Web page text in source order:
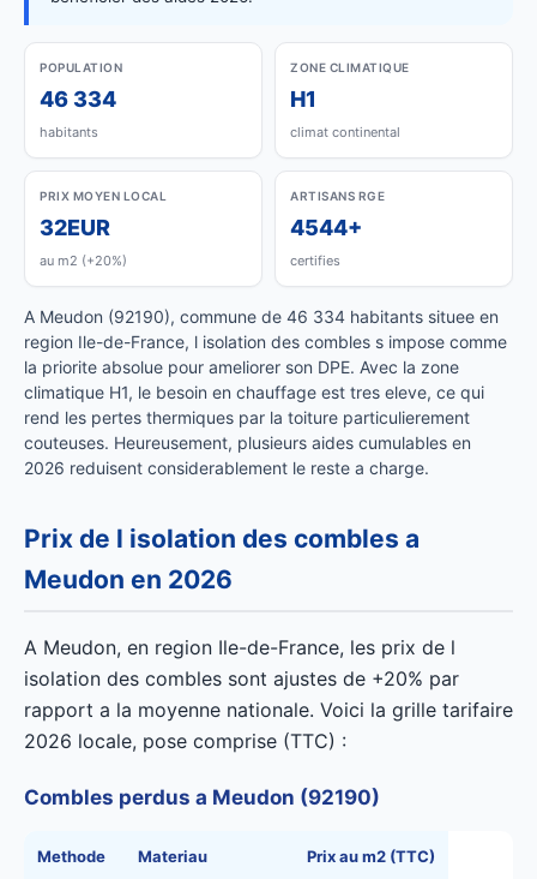
POPULATION
46 334
habitants
ZONE CLIMATIQUE
H1
climat continental
PRIX MOYEN LOCAL
32EUR
au m2 (+20%)
ARTISANS RGE
4544+
certifies
A Meudon (92190), commune de 46 334 habitants situee en
region Ile-de-France, l isolation des combles s impose comme
la priorite absolue pour ameliorer son DPE. Avec la zone
climatique H1, le besoin en chauffage est tres eleve, ce qui
rend les pertes thermiques par la toiture particulierement
couteuses. Heureusement, plusieurs aides cumulables en
2026 reduisent considerablement le reste a charge.
Prix de l isolation des combles a
Meudon en 2026
A Meudon, en region Ile-de-France, les prix de l
isolation des combles sont ajustes de +20% par
rapport a la moyenne nationale. Voici la grille tarifaire
2026 locale, pose comprise (TTC) :
Combles perdus a Meudon (92190)
Methode Materiau Prix au m2 (TTC)